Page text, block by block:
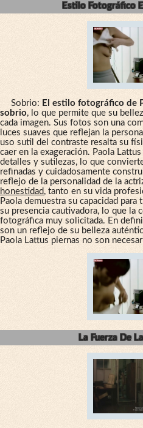
Estilo Fotográfico
Sobrio: El estilo fotográfico de
sobrio, lo que permite que su
cada imagen. Sus fotos son una
luces suaves que reflejan la
uso sutil del contraste resalta su
caer en la exageración. Paola
detalles y sutilezas, lo que
refinadas y cuidadosamente
reflejo de la personalidad de la
honestidad , tanto en su vida
Paola demuestra su capacidad
su presencia cautivadora, lo que la
fotográfica muy solicitada. En
son un reflejo de su belleza
Paola Lattus piernas no son
La Fuerza De